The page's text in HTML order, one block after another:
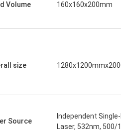
Volume 160x160x200mm
size
Source
Independent
Laser, 532nm, 500/